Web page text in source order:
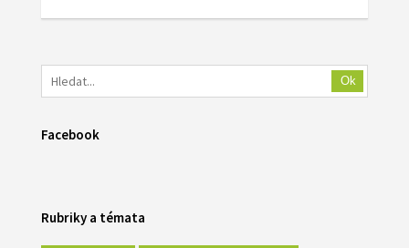
Ok
Facebook
Rubriky a témata